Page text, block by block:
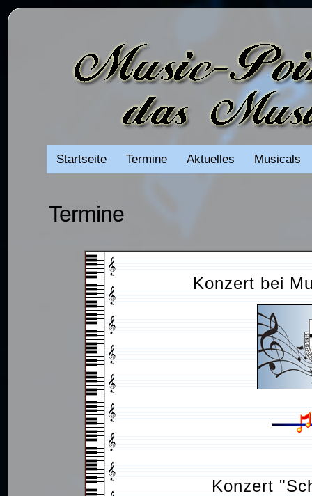
Startseite Termine Aktuelles Musicals
Termine
Konzert bei
Konzert